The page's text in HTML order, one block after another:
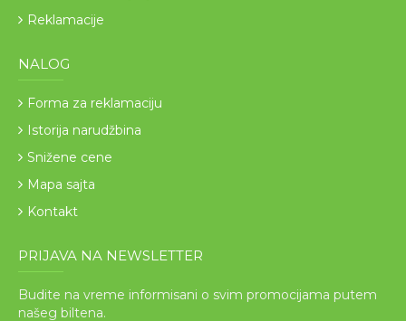
Reklamacije
NALOG
Forma za reklamaciju
Istorija narudžbina
Snižene cene
Mapa sajta
Kontakt
PRIJAVA NA NEWSLETTER
Budite na vreme informisani o svim promocijama putem
našeg biltena.